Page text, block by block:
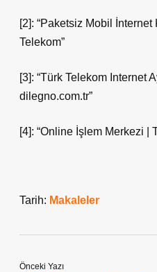
[2]: “Paketsiz Mobil İnternet
Telekom”
[3]: “Türk Telekom Internet
dilegno.com.tr”
[4]: “Online İşlem Merkezi |
Tarih: Makaleler
Önceki Yazı